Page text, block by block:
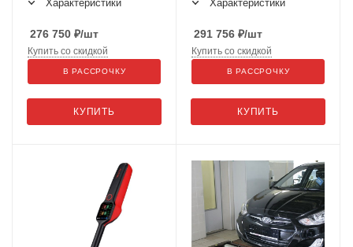
Характеристики
276 750 ₽/шт
КУПИТЬ
Купить со скидкой
В РАССРОЧКУ
Характеристики
291 756 ₽/шт
КУПИТЬ
Купить со скидкой
В РАССРОЧКУ